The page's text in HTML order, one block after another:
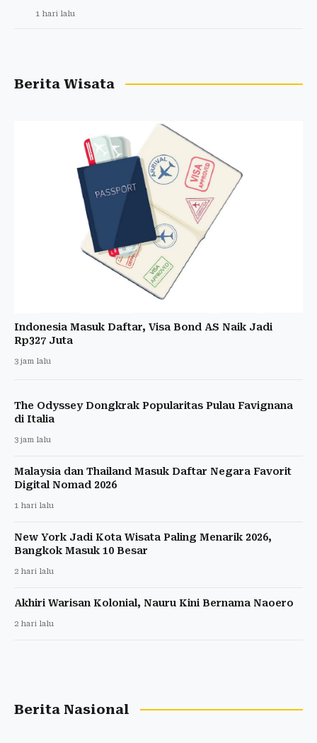
1 hari lalu
Berita Wisata
Indonesia Masuk Daftar, Visa Bond AS Naik Jadi
Rp327 Juta
3 jam lalu
The Odyssey Dongkrak Popularitas Pulau Favignana
di Italia
3 jam lalu
Malaysia dan Thailand Masuk Daftar Negara Favorit
Digital Nomad 2026
1 hari lalu
New York Jadi Kota Wisata Paling Menarik 2026,
Bangkok Masuk 10 Besar
2 hari lalu
Akhiri Warisan Kolonial, Nauru Kini Bernama Naoero
2 hari lalu
Berita Nasional